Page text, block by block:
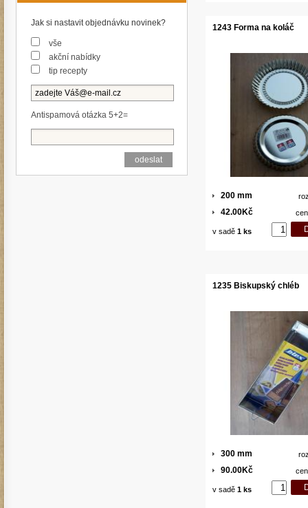
1243 Forma na koláč
200 mm
42.00Kč
v sadě 1 ks
1235 Biskupský chléb
300 mm
90.00Kč
v sadě 1 ks
Jak si nastavit objednávku novinek?
vše
akční nabídky
tip recepty
Antispamová otázka 5+2=